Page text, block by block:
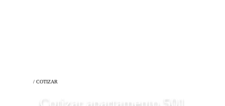
/ COTIZAR
Cotizar apartamento 501